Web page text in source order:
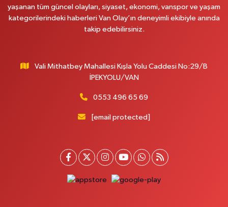
yaşanan tüm güncel olayları, siyaset, ekonomi, vanspor ve yaşam
kategorilerindeki haberleri Van Olay’ın deneyimli ekibiyle anında
takip edebilirsiniz.
Vali Mithatbey Mahallesi Kışla Yolu Caddesi No:29/B
İPEKYOLU/VAN
0553 496 65 69
[email protected]